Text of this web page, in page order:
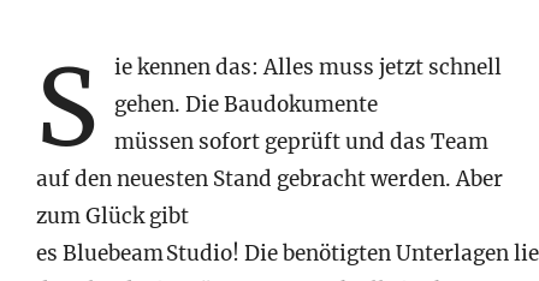
S
ie kennen das: Alles muss jetzt schnell
gehen. Die Baudokumente
müssen sofort geprüft und das Team
auf den neuesten Stand gebracht werden. Aber
zum Glück gibt
es Bluebeam Studio! Die benötigten Unterlagen